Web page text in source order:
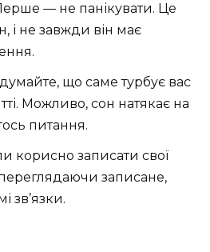
— не панікувати. Це
і не завжди він має
що саме турбує вас
Можливо, сон натякає на
питання.
корисно записати свої
записане,
зв’язки.